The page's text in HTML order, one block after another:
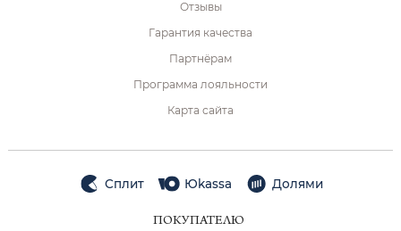
Отзывы
Гарантия качества
Партнёрам
Программа лояльности
Карта сайта
Сплит Юkassa Долями
ПОКУПАТЕЛЮ